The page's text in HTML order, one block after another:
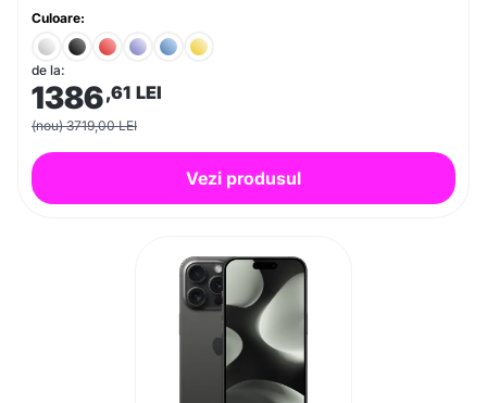
Culoare:
de la:
1386,61 LEI
(nou) 3719,00 LEI
Vezi produsul